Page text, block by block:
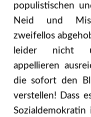
populistischen
Neid und
zweifellos
leider nicht
appellieren
die sofort den
verstellen! Dass